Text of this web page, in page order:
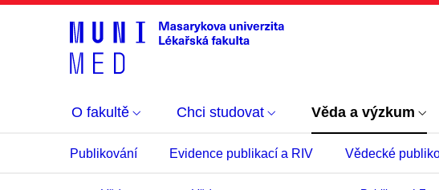
O fakultě Chci studovat Věda a výzkum
Publikování Evidence publikací a RIV Vědecké